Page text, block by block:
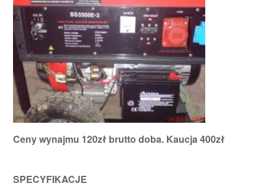
Ceny wynajmu 120zł brutto doba. Kaucja 400zł
SPECYFIKACJE